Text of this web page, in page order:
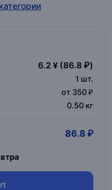
6.2 ¥ (86.8 ₽)
1 шт.
от 350 ₽
0.50 кг
86.8 ₽